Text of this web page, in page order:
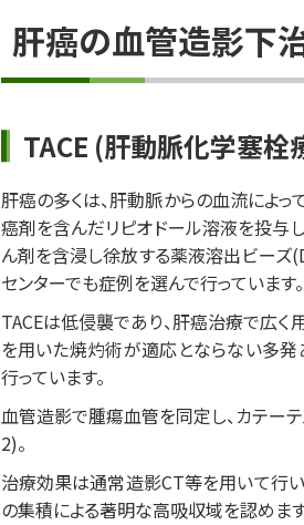
肝癌の血管造影下
TACE (肝動脈化学塞栓
肝癌の多くは、肝動脈からの血流によ
癌剤を含んだリピオドール溶液を投与
ん剤を含浸し徐放する薬液溶出ビーズ
センターでも症例を選んで行っています。
TACEは低侵襲であり、肝癌治療で広
を用いた焼灼術が適応とならない多
行っています。
血管造影で腫瘍血管を同定し、カテー
2)。
治療効果は通常造影CT等を用いて行
の集積による著明な高吸収域を認めま